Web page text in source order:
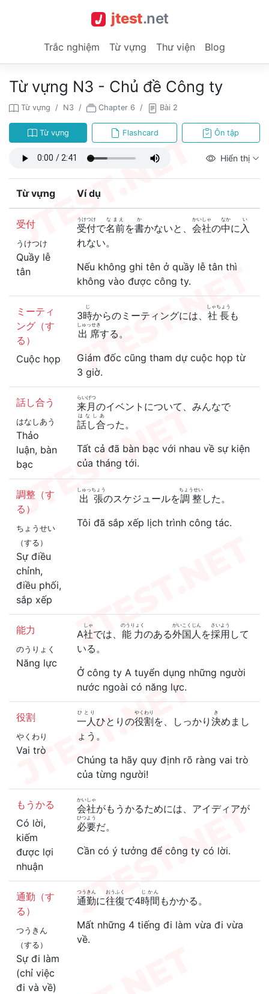
jtest.net
Trắc nghiệm Từ vựng Thư viện Blog
Từ vựng N3 - Chủ đề Công ty
Từ vựng N3 Chapter 6 Bài 2
Từ vựng Flashcard Ôn tập
Hiển thị
Từ vựng Ví dụ
受付
うけつけ
Quầy lễ
tân
受付
うけつけ
で名前
なまえ
を書
か
かないと、 会社
かいしゃ
の中
なか
に入
い
れない。
Nếu không ghi tên ở quầy lễ tân thì
không vào được công ty.
ミーティ
ング（す
る）
Cuộc họp
3時
じ
からのミーティングには、 社長
しゃちょう
も
出席
しゅっせき
する。
Giám đốc cũng tham dự cuộc họp từ
3 giờ.
話し合う
はなしあう
Thảo
luận, bàn
bạc
来月
らいげつ
のイベントについて、みんなで
話し合
はなしあ
った。
Tất cả đã bàn bạc với nhau về sự kiện
của tháng tới.
調整（す
る）
ちょうせい
（する）
Sự điều
chỉnh,
điều phối,
sắp xếp
出張
しゅっちょう
のスケジュールを調整
ちょうせい
した。
Tôi đã sắp xếp lịch trình công tác.
能力
のうりょく
Năng lực
A社
しゃ
では、 能力
のうりょく
のある外国
がいこく
人
じん
を採用
さいよう
して
いる。
Ở công ty A tuyển dụng những người
nước ngoài có năng lực.
役割
やくわり
Vai trò
一人
ひとり
ひとりの役割
やくわり
を、しっかり 決
き
めまし
ょう。
Chúng ta hãy quy định rõ ràng vai trò
của từng người!
もうかる
Có lời,
kiếm
được lợi
nhuận
会社
かいしゃ
がもうかるためには、アイディアが
必要
ひつよう
だ。
Cần có ý tưởng để công ty có lời.
通勤（す
る）
つうきん
（する）
Sự đi làm
(chỉ việc
đi và về)
通勤
つうきん
に往復
おうふく
で4時間
じかん
もかかる。
Mất những 4 tiếng đi làm vừa đi vừa
về.